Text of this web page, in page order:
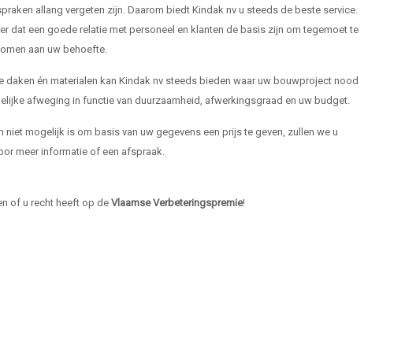
allang vergeten zijn. Daarom biedt Kindak nv u steeds de beste service.
dat een goede relatie met personeel en klanten de basis zijn om tegemoet te
aan uw behoefte.
én materialen kan Kindak nv steeds bieden waar uw bouwproject nood
afweging in functie van duurzaamheid, afwerkingsgraad en uw budget.
mogelijk is om basis van uw gegevens een prijs te geven, zullen we u
meer informatie of een afspraak.
of u recht heeft op deVlaamse Verbeteringspremie!